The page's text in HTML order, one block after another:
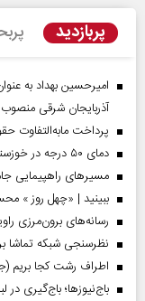
پربازدید
امیرحسین بهداد به
آذربایجان شرقی
پرداخت مابه‌التفاوت
دمای ۵۰ درجه در خوزستان | احتمال بارش‌های سیل‌آسا در ۳ استان
مسیر‌های راهپیمایی
ببینید | «چهل روز »
رسانه‌های برون‌مرزی
نظرسنجی شبکه تماشا
اطراف رشت کجا بریم
باج‌نیوزها؛ باج‌گیری